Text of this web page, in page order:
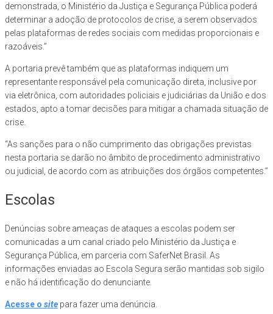
demonstrada, o Ministério da Justiça e Segurança Pública poderá
determinar a adoção de protocolos de crise, a serem observados
pelas plataformas de redes sociais com medidas proporcionais e
razoáveis.”
A portaria prevê também que as plataformas indiquem um
representante responsável pela comunicação direta, inclusive por
via eletrônica, com autoridades policiais e judiciárias da União e dos
estados, apto a tomar decisões para mitigar a chamada situação de
crise.
“As sanções para o não cumprimento das obrigações previstas
nesta portaria se darão no âmbito de procedimento administrativo
ou judicial, de acordo com as atribuições dos órgãos competentes.”
Escolas
Denúncias sobre ameaças de ataques a escolas podem ser
comunicadas a um canal criado pelo Ministério da Justiça e
Segurança Pública, em parceria com SaferNet Brasil. As
informações enviadas ao Escola Segura serão mantidas sob sigilo
e não há identificação do denunciante.
Acesse o site para fazer uma denúncia.